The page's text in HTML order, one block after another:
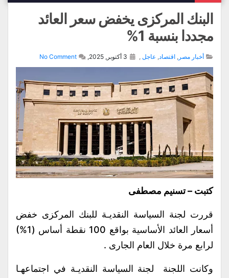
البنك المركزى يخفض سعر العائد
مجددا بنسبة 1%
أخبار مصر , اقتصاد, عاجل ,
No Comment
كتبت – تسنيم مصطفى
قررت لجنة السياسة النقديـة للبنك المركزى خفض
أسعار العائد الأساسية بواقع 100 نقطة أساس (1%)
لرابع مرة خلال العام الجارى .
وكانت اللجنة لجنة السياسة النقديـة في اجتماعهـا